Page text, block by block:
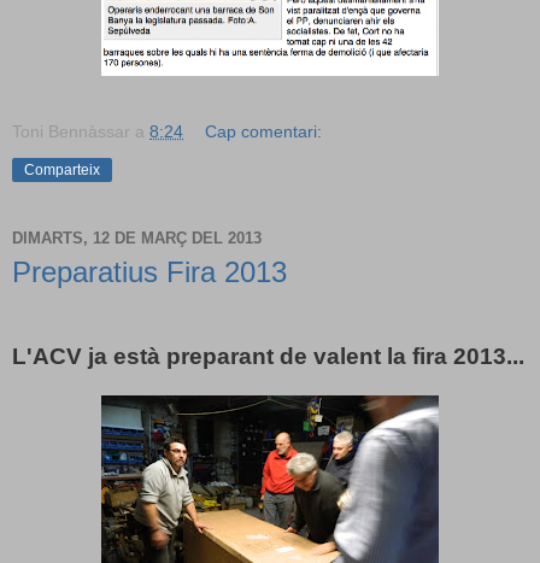
Toni Bennàssar a 8:24 Cap comentari:
Comparteix
DIMARTS, 12 DE MARÇ DEL 2013
Preparatius Fira 2013
L'ACV ja està preparant de valent la fira 2013...